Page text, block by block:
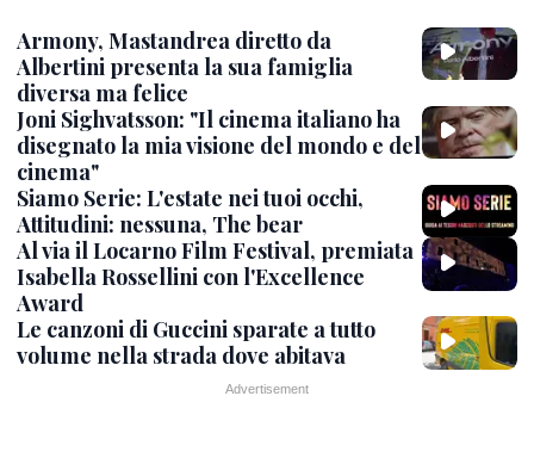
Armony, Mastandrea diretto da
Albertini presenta la sua famiglia
diversa ma felice
Joni Sighvatsson: "Il cinema italiano ha
disegnato la mia visione del mondo e del
cinema"
Siamo Serie: L'estate nei tuoi occhi,
Attitudini: nessuna, The bear
Al via il Locarno Film Festival, premiata
Isabella Rossellini con l'Excellence
Award
Le canzoni di Guccini sparate a tutto
volume nella strada dove abitava